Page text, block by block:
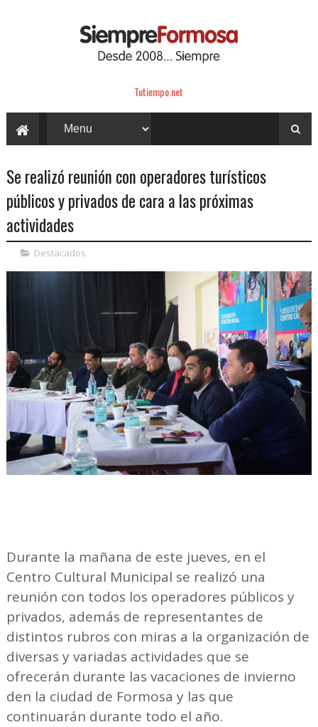
Tutiempo.net
Se realizó reunión con operadores turísticos
públicos y privados de cara a las próximas
actividades
Destacados
Durante la mañana de este jueves, en el
Centro Cultural Municipal se realizó una
reunión con todos los operadores públicos y
privados, además de representantes de
distintos rubros con miras a la organización de
diversas y variadas actividades que se
ofrecerán durante las vacaciones de invierno
den la ciudad de Formosa y las que
continuarán durante todo el año.